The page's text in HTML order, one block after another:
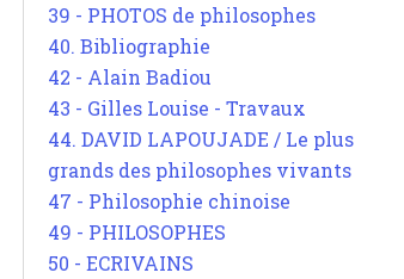
39 - PHOTOS de philosophes
40. Bibliographie
42 - Alain Badiou
43 - Gilles Louise - Travaux
44. DAVID LAPOUJADE / Le plus
grands des philosophes vivants
47 - Philosophie chinoise
49 - PHILOSOPHES
50 - ECRIVAINS